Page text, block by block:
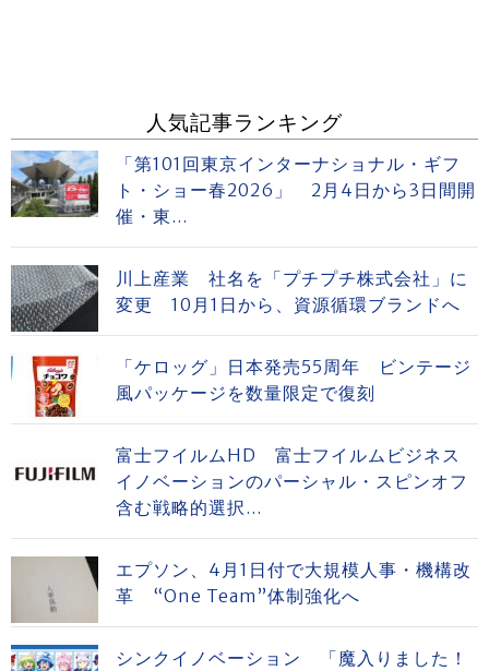
人気記事ランキング
「第101回東京インターナショナル・ギフ
ト・ショー春2026」 2月4日から3日間開
催・東...
川上産業 社名を「プチプチ株式会社」に
変更 10月1日から、資源循環ブランドへ
「ケロッグ」日本発売55周年 ビンテージ
風パッケージを数量限定で復刻
富士フイルムHD 富士フイルムビジネス
イノベーションのパーシャル・スピンオフ
含む戦略的選択...
エプソン、4月1日付で大規模人事・機構改
革 “One Team”体制強化へ
シンクイノベーション 「魔入りました！